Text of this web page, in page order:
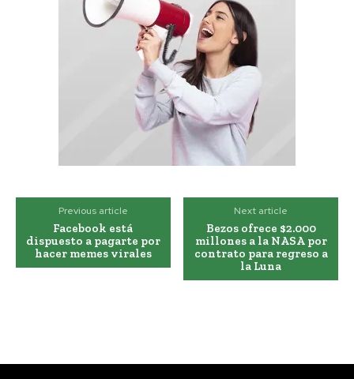
Previous article
Facebook está
dispuesto a pagarte por
hacer memes virales
Next article
Bezos ofrece $2.000
millones a la NASA por
contrato para regreso a
la Luna